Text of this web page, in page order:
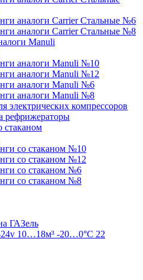
аналоги Carrier Стальные №6
аналоги Carrier Стальные №8
Manuli
аналоги Manuli №10
аналоги Manuli №12
аналоги Manuli №6
аналоги Manuli №8
электрических компрессоров
рефрижераторы
стаканом
со стаканом №10
со стаканом №12
со стаканом №6
со стаканом №8
ГАЗель